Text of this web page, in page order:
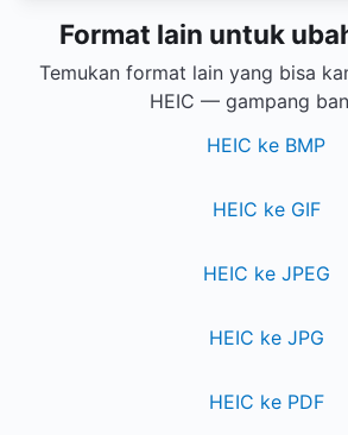
Format lain untuk
Temukan format lain yang bisa
HEIC — gampang
HEIC ke BMP
HEIC ke GIF
HEIC ke JPEG
HEIC ke JPG
HEIC ke PDF